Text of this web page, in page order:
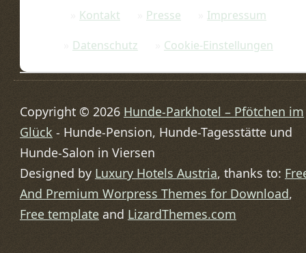
Kontakt Presse
Impressum
Datenschutz
Cookie-Einstellungen
Copyright © 2026 Hunde-Parkhotel – Pfötchen im
Glück - Hunde-Pension, Hunde-Tagesstätte und
Hunde-Salon in Viersen
Designed by Luxury Hotels Austria, thanks to:
And Premium Worpress Themes for Download,
Free templateand LizardThemes.com